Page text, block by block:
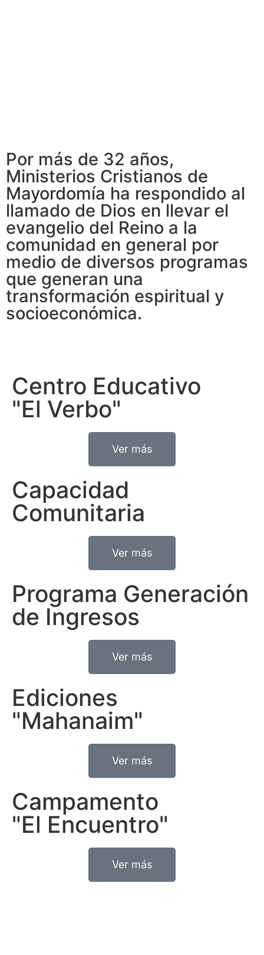
Por más de 32 años,
Ministerios Cristianos de
Mayordomía ha respondido al
llamado de Dios en llevar el
evangelio del Reino a la
comunidad en general por
medio de diversos programas
que generan una
transformación espiritual y
socioeconómica.
Centro Educativo
"El Verbo"
Ver más
Capacidad
Comunitaria
Ver más
Programa Generación
de Ingresos
Ver más
Ediciones
"Mahanaim"
Ver más
Campamento
"El Encuentro"
Ver más